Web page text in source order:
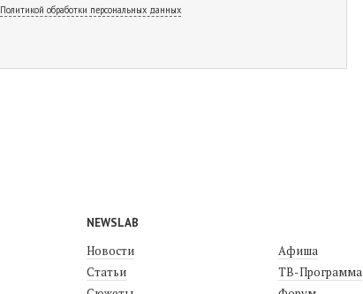
Политикой обработки персональных данных
NEWSLAB
Новости
Статьи
Афиша
ТВ-Программа